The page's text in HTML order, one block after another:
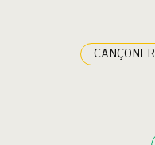
CANÇONER